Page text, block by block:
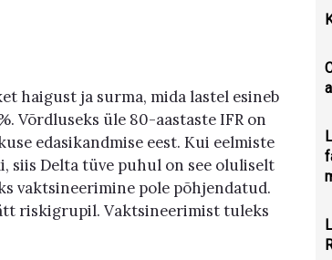
haigust ja surma, mida lastel esineb
Võrdluseks üle 80-aastaste IFR on
edasikandmise eest. Kui eelmiste
siis Delta tüve puhul on see oluliselt
vaktsineerimine pole põhjendatud.
riskigrupil. Vaktsineerimist tuleks